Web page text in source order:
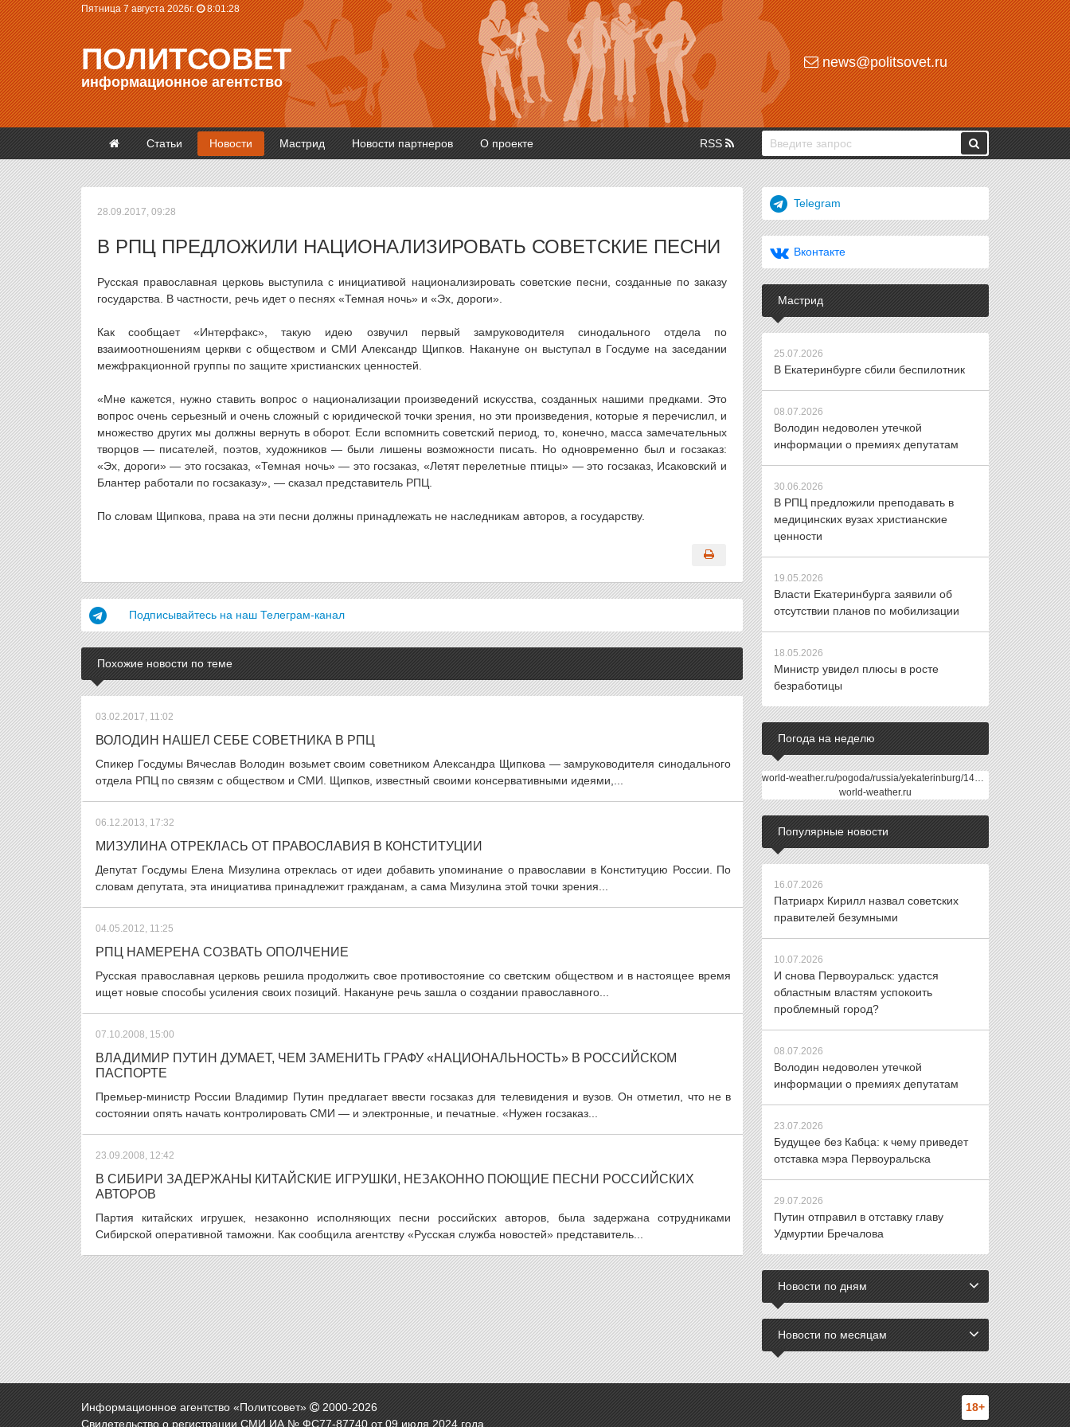
Пятница 7 августа 2026г. 8:01:28
ПОЛИТСОВЕТ
информационное агентство
news@politsovet.ru
Статьи Новости Мастрид Новости партнеров О проекте RSS
28.09.2017, 09:28
В РПЦ ПРЕДЛОЖИЛИ НАЦИОНАЛИЗИРОВАТЬ СОВЕТСКИЕ ПЕСНИ
Русская православная церковь выступила с инициативой национализировать советские песни, созданные по заказу
государства. В частности, речь идет о песнях «Темная ночь» и «Эх, дороги».
Как сообщает «Интерфакс», такую идею озвучил первый замруководителя синодального отдела по
взаимоотношениям церкви с обществом и СМИ Александр Щипков. Накануне он выступал в Госдуме на заседании
межфракционной группы по защите христианских ценностей.
«Мне кажется, нужно ставить вопрос о национализации произведений искусства, созданных нашими предками. Это
вопрос очень серьезный и очень сложный с юридической точки зрения, но эти произведения, которые я перечислил, и
множество других мы должны вернуть в оборот. Если вспомнить советский период, то, конечно, масса замечательных
творцов — писателей, поэтов, художников — были лишены возможности писать. Но одновременно был и госзаказ:
«Эх, дороги» — это госзаказ, «Темная ночь» — это госзаказ, «Летят перелетные птицы» — это госзаказ, Исаковский и
Блантер работали по госзаказу», — сказал представитель РПЦ.
По словам Щипкова, права на эти песни должны принадлежать не наследникам авторов, а государству.
Подписывайтесь на наш Телеграм-канал
Похожие новости по теме
03.02.2017, 11:02
ВОЛОДИН НАШЕЛ СЕБЕ СОВЕТНИКА В РПЦ
Спикер Госдумы Вячеслав Володин возьмет своим советником Александра Щипкова — замруководителя синодального
отдела РПЦ по связям с обществом и СМИ. Щипков, известный своими консервативными идеями,...
06.12.2013, 17:32
МИЗУЛИНА ОТРЕКЛАСЬ ОТ ПРАВОСЛАВИЯ В КОНСТИТУЦИИ
Депутат Госдумы Елена Мизулина отреклась от идеи добавить упоминание о православии в Конституцию России. По
словам депутата, эта инициатива принадлежит гражданам, а сама Мизулина этой точки зрения...
04.05.2012, 11:25
РПЦ НАМЕРЕНА СОЗВАТЬ ОПОЛЧЕНИЕ
Русская православная церковь решила продолжить свое противостояние со светским обществом и в настоящее время
ищет новые способы усиления своих позиций. Накануне речь зашла о создании православного...
07.10.2008, 15:00
ВЛАДИМИР ПУТИН ДУМАЕТ, ЧЕМ ЗАМЕНИТЬ ГРАФУ «НАЦИОНАЛЬНОСТЬ» В РОССИЙСКОМ
ПАСПОРТЕ
Премьер-министр России Владимир Путин предлагает ввести госзаказ для телевидения и вузов. Он отметил, что не в
состоянии опять начать контролировать СМИ — и электронные, и печатные. «Нужен госзаказ...
23.09.2008, 12:42
В СИБИРИ ЗАДЕРЖАНЫ КИТАЙСКИЕ ИГРУШКИ, НЕЗАКОННО ПОЮЩИЕ ПЕСНИ РОССИЙСКИХ
АВТОРОВ
Партия китайских игрушек, незаконно исполняющих песни российских авторов, была задержана сотрудниками
Сибирской оперативной таможни. Как сообщила агентству «Русская служба новостей» представитель...
Telegram
Вконтакте
Мастрид
25.07.2026
В Екатеринбурге сбили беспилотник
08.07.2026
Володин недоволен утечкой
информации о премиях депутатам
30.06.2026
В РПЦ предложили преподавать в
медицинских вузах христианские
ценности
19.05.2026
Власти Екатеринбурга заявили об
отсутствии планов по мобилизации
18.05.2026
Министр увидел плюсы в росте
безработицы
Погода на неделю
world-weather.ru/pogoda/russia/yekaterinburg/14days/
world-weather.ru
Популярные новости
16.07.2026
Патриарх Кирилл назвал советских
правителей безумными
10.07.2026
И снова Первоуральск: удастся
областным властям успокоить
проблемный город?
08.07.2026
Володин недоволен утечкой
информации о премиях депутатам
23.07.2026
Будущее без Кабца: к чему приведет
отставка мэра Первоуральска
29.07.2026
Путин отправил в отставку главу
Удмуртии Бречалова
Новости по дням
Новости по месяцам
Информационное агентство «Политсовет» 2000-2026
Свидетельство о регистрации СМИ ИА № ФС77-87740 от 09 июля 2024 года.
18+